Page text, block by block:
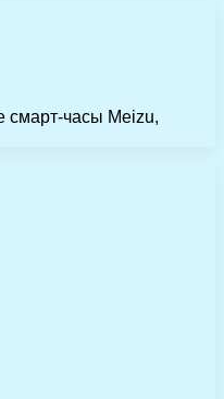
смарт-часы Meizu,